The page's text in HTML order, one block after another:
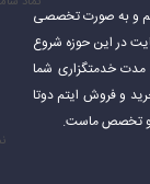
مهارت‌های
منابع را برای
بازی های استیم و به صورت تخصصی
اولین سایت در این حوزه شروع
مدت خدمتگزاری شما
عزیز را انجام بدهیم.خرید و فروش اکانت دوتا ۲ خرید و فروش ایتم دوتا